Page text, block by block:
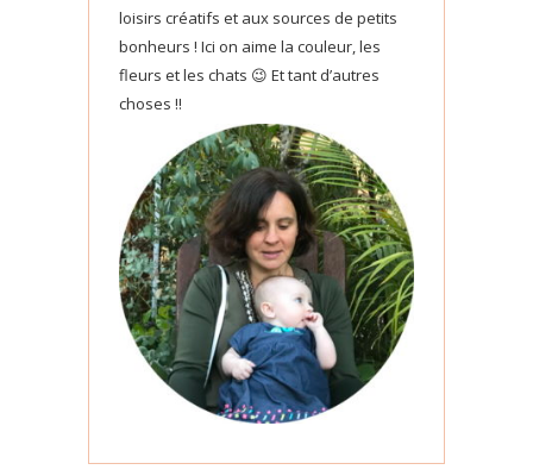
loisirs créatifs et aux sources de petits
bonheurs ! Ici on aime la couleur, les
fleurs et les chats 😉 Et tant d’autres
choses !!